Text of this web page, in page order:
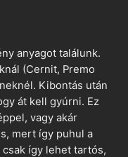
anyagot találunk.
(Cernit, Premo
Kibontás után
át kell gyúrni. Ez
vagy akár
mert így puhul a
így lehet tartós,